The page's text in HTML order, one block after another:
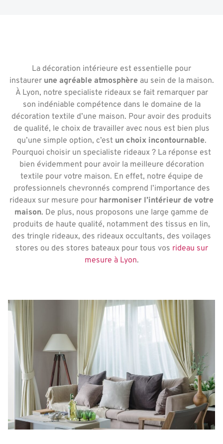
La décoration intérieure est essentielle pour
instaurer une agréable atmosphère au sein de la maison.
À Lyon, notre specialiste rideaux se fait remarquer par
son indéniable compétence dans le domaine de la
décoration textile d’une maison. Pour avoir des produits
de qualité, le choix de travailler avec nous est bien plus
qu’une simple option, c’est un choix incontournable.
Pourquoi choisir un specialiste rideaux ? La réponse est
bien évidemment pour avoir la meilleure décoration
textile pour votre maison. En effet, notre équipe de
professionnels chevronnés comprend l’importance des
rideaux sur mesure pour harmoniser l’intérieur de votre
maison. De plus, nous proposons une large gamme de
produits de haute qualité, notamment des tissus en lin,
des tringle rideaux, des rideaux occultants, des voilages
stores ou des stores bateaux pour tous vos rideau sur
mesure à Lyon.